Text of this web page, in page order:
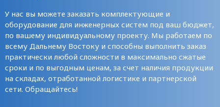
У нас вы можете заказать комплектующие и
оборудование для инженерных систем под ваш бюджет,
по вашему индивидуальному проекту. Мы работаем по
всему Дальнему Востоку и способны выполнить заказ
практически любой сложности в максимально сжатые
сроки и по выгодным ценам, за счет наличия продукции
на складах, отработанной логистике и партнерской
сети. Обращайтесь!